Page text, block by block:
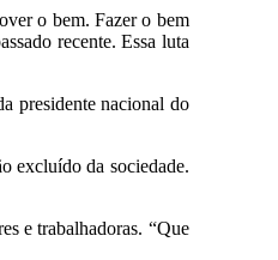
o bem. Fazer o bem
recente. Essa luta
presidente nacional do
excluído da sociedade.
e trabalhadoras. “Que